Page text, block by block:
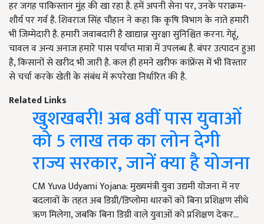
हर जगह पाकिस्तान मुंह की खा रहा है. हमें अपनी सेना पर, उनके पराक्रम-
शौर्य पर गर्व है. शिवराज सिंह चौहान ने कहा कि कृषि विभाग के नाते हमारी
भी जिम्मेदारी है. हमारी जवाबदारी है खाद्यान्न सुरक्षा सुनिश्चित करना. गेहूं,
चावल व अन्य अनाज हमारे पास पर्याप्त मात्रा में उपलब्ध है. बंपर उत्पादन हुआ
है, किसानों से खरीद भी जारी है. कल ही हमने खरीफ कांफ्रेंस में भी विस्तार
से चर्चा करके खेती के संबंध में रूपरेखा निर्धारित की है.
Related Links
खुशखबरी! अब 8वीं पास युवाओं
को 5 लाख तक का लोन देगी
राज्य सरकार, जानें क्या है योजना
CM Yuva Udyami Yojana: मुख्यमंत्री युवा उद्यमी योजना में नए
बदलावों के तहत अब डिग्री/डिप्लोमा धारकों को बिना प्रशिक्षण सीधे
ऋण मिलेगा, जबकि बिना डिग्री वाले युवाओं को प्रशिक्षण देकर…